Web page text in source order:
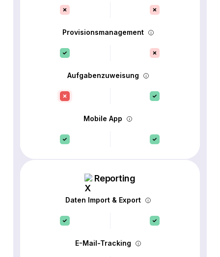
Provisionsmanagement
Aufgabenzuweisung
Mobile App
Reporting
Daten Import & Export
E-Mail-Tracking